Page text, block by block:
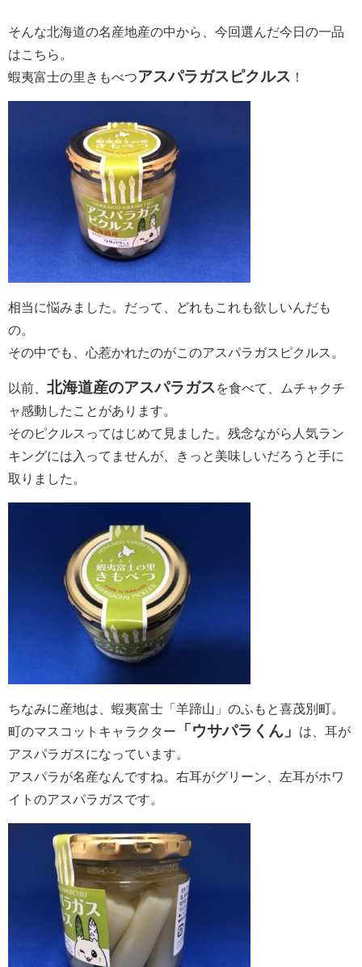
そんな北海道の名産地産の中から、今回選んだ今日の一品
はこちら。
蝦夷富士の里きもべつアスパラガスピクルス ！
相当に悩みました。だって、どれもこれも欲しいんだも
の。
その中でも、心惹かれたのがこのアスパラガスピクルス。
以前、 北海道産のアスパラガス を食べて、ムチャクチ
ャ感動したことがあります。
そのピクルスってはじめて見ました。残念ながら人気ラン
キングには入ってませんが、きっと美味しいだろうと手に
取りました。
ちなみに産地は、蝦夷富士「羊蹄山」のふもと喜茂別町。
町のマスコットキャラクター
「ウサパラくん」
は、耳が
アスパラガスになっています。
アスパラが名産なんですね。右耳がグリーン、左耳がホワ
イトのアスパラガスです。